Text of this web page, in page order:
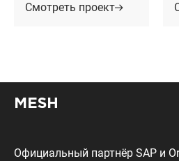
Смотреть проект
MESH
Официальный партнёр SAP и